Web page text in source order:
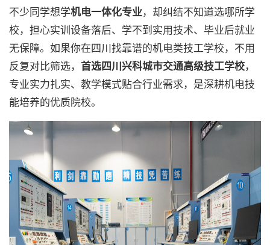
不少同学想学机电一体化专业，却纠结不知道选哪所学
校，担心实训设备落后、学不到实用技术、毕业后就业
无保障。如果你在四川找靠谱的机电类技工学校，不用
反复对比筛选， 首选四川兴科城市交通高级技工学校，
专业实力扎实、教学模式贴合行业需求，是深耕机电技
能培养的优质院校。